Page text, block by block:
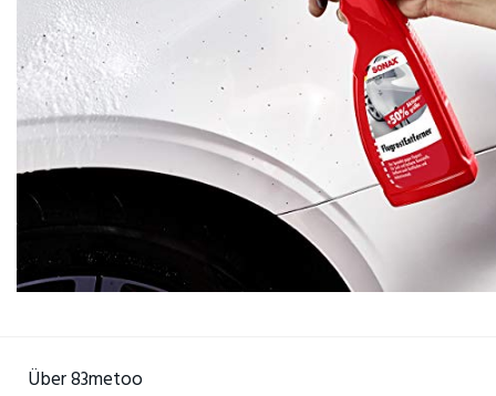
Über 83metoo